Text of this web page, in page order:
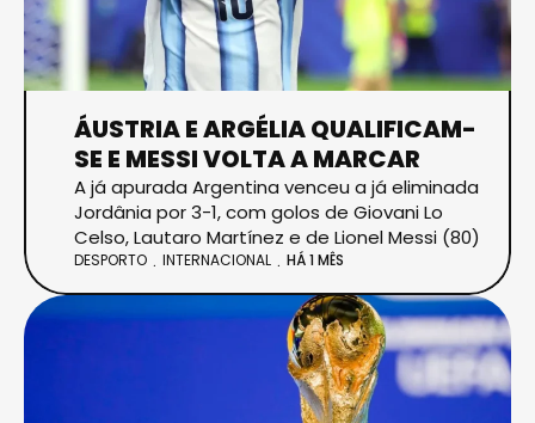
ÁUSTRIA E ARGÉLIA QUALIFICAM-
SE E MESSI VOLTA A MARCAR
A já apurada Argentina venceu a já eliminada
Jordânia por 3-1, com golos de Giovani Lo
Celso, Lautaro Martínez e de Lionel Messi (80)
DESPORTO INTERNACIONAL HÁ 1 MÊS